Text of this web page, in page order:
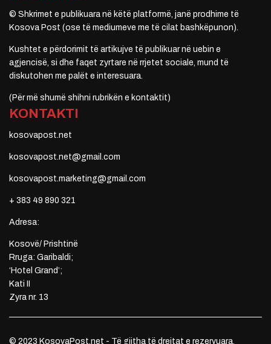
© Shkrimet e publikuara në këtë platformë, janë prodhime të
Kosova Post (ose të mediumeve me të cilat bashkëpunon).
Kushtet e përdorimit të artikujve të publikuar në uebin e
agjencisë, si dhe faqet zyrtare në rrjetet sociale, mund të
diskutohen me palët e interesuara.
(Për më shumë shihni rubrikën e kontaktit)
KONTAKTI
kosovapost.net
kosovapost.net@gmail.com
kosovapost.marketing@gmail.com
+ 383 49 890 321
Adresa:
Kosovë/ Prishtinë
Rruga: Garibaldi;
‘Hotel Grand’;
Kati II
Zyra nr. 13
© 2023 KosovaPost.net - Të gjitha të drejtat e rezervuara.